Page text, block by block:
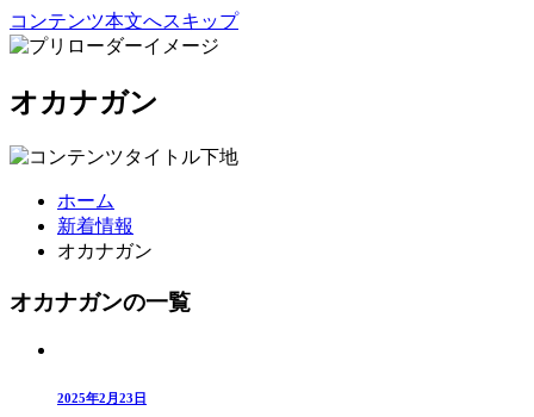
コンテンツ本文へスキップ
オカナガン
ホーム
新着情報
オカナガン
オカナガンの一覧
2025年2月23日